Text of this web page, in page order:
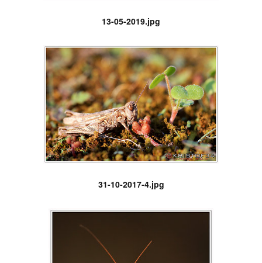
13-05-2019.jpg
31-10-2017-4.jpg